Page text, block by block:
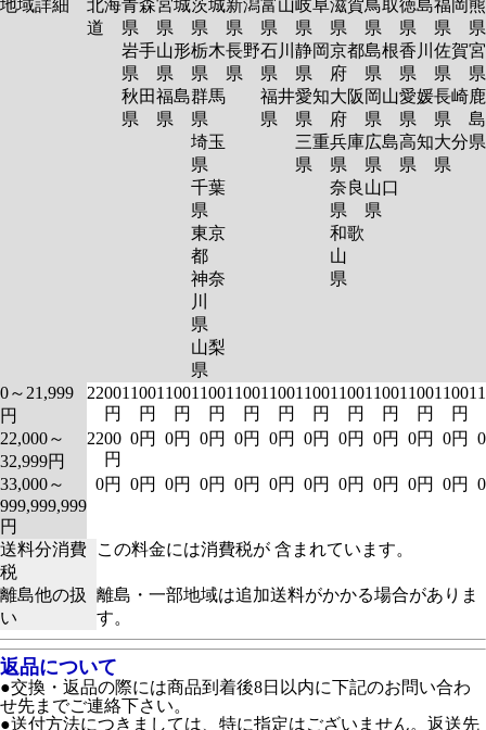
地域詳細
北海
道
青森
県
岩手
県
秋田
県
宮城
県
山形
県
福島
県
茨城
県
栃木
県
群馬
県
埼玉
県
千葉
県
東京
都
神奈
川
県
山梨
県
新潟
県
長野
県
富山
県
石川
県
福井
県
岐阜
県
静岡
県
愛知
県
三重
県
滋賀
県
京都
府
大阪
府
兵庫
県
奈良
県
和歌
山
県
鳥取
県
島根
県
岡山
県
広島
県
山口
県
徳島
県
香川
県
愛媛
県
高知
県
福岡
県
佐賀
県
長崎
県
大分
県
島
0～21,999
円
2200
円
1100
円
1100
円
1100
円
1100
円
1100
円
1100
円
1100
円
1100
円
1100
円
1100
円
22,000～
32,999円
2200
円
0円 0円 0円 0円 0円 0円 0円 0円 0円 0円
33,000～
999,999,999
円
0円 0円 0円 0円 0円 0円 0円 0円 0円 0円 0円
送料分消費
税
この料金には消費税が 含まれています。
離島他の扱
い
離島・一部地域は追加送料がかかる場合がありま
す。
返品について
●交換・返品の際には商品到着後8日以内に下記のお問い合わ
せ先までご連絡下さい。
●送付方法につきましては、特に指定はございません。返送先